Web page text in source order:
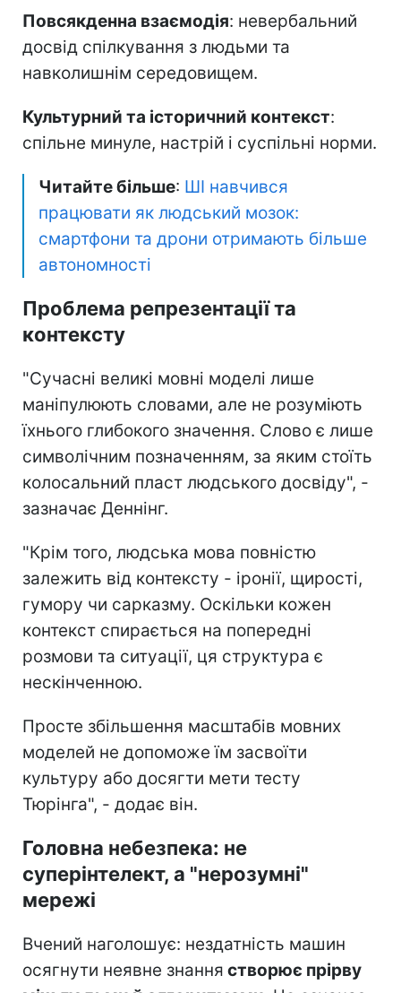
Повсякденна взаємодія: невербальний
досвід спілкування з людьми та
навколишнім середовищем.
Культурний та історичний контекст:
спільне минуле, настрій і суспільні норми.
Читайте більше: ШІ навчився
працювати як людський мозок:
смартфони та дрони отримають більше
автономності
Проблема репрезентації та
контексту
"Сучасні великі мовні моделі лише
маніпулюють словами, але не розуміють
їхнього глибокого значення. Слово є лише
символічним позначенням, за яким стоїть
колосальний пласт людського досвіду", -
зазначає Деннінг.
"Крім того, людська мова повністю
залежить від контексту - іронії, щирості,
гумору чи сарказму. Оскільки кожен
контекст спирається на попередні
розмови та ситуації, ця структура є
нескінченною.
Просте збільшення масштабів мовних
моделей не допоможе їм засвоїти
культуру або досягти мети тесту
Тюрінга", - додає він.
Головна небезпека: не
суперінтелект, а "нерозумні"
мережі
Вчений наголошує: нездатність машин
осягнути неявне знання створює прірву